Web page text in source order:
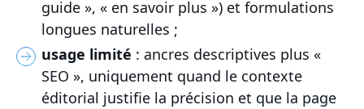
guide », « en savoir plus ») et formulations
longues naturelles ;
usage limité : ancres descriptives plus «
SEO », uniquement quand le contexte
éditorial justifie la précision et que la page